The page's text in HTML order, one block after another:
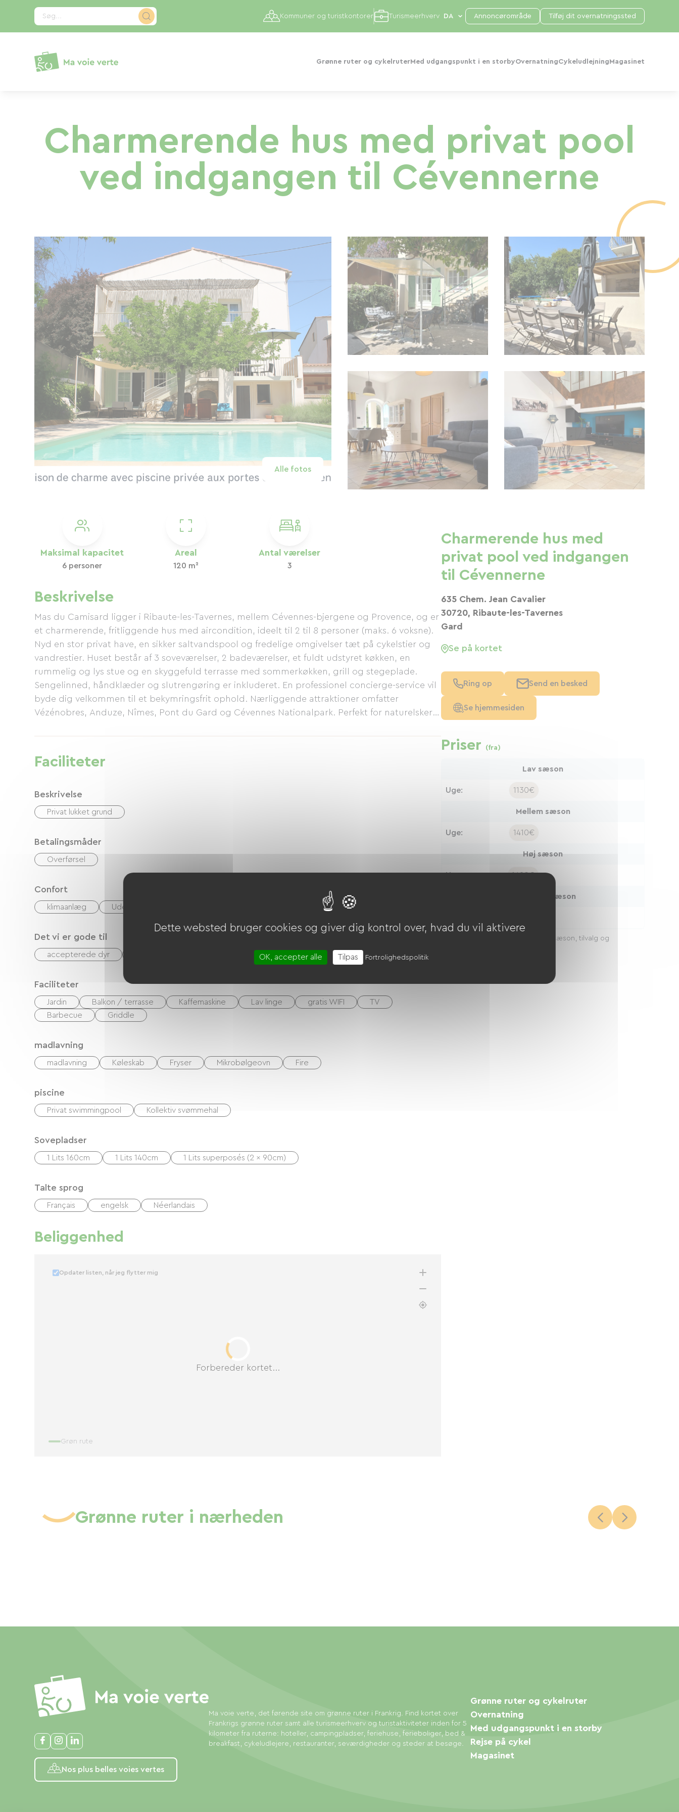
Søg...
Grønne ruter og cykelruterMed udgangspunkt i en storbyOvernatningCykeludlejning Magasinet
Kommuner og turistkontorer Turismeerhverv Annoncørområde Tilføj dit overnatningssted
Charmerende hus med privat pool
ved indgangen til Cévennerne
Alle fotos
Maksimal kapacitet
6 personer
Areal
120 m²
Antal værelser
3
Beskrivelse
Mas du Camisard ligger i Ribaute-les-Tavernes, mellem Cévennes-bjergene og Provence, og er
et charmerende, fritliggende hus med aircondition, ideelt til 2 til 8 personer (maks. 6 voksne).
Nyd en stor privat have, en sikker saltvandspool og fredelige omgivelser tæt på cykelstier og
vandrestier. Huset består af 3 soveværelser, 2 badeværelser, et fuldt udstyret køkken, en
rummelig og lys stue og en skyggefuld terrasse med sommerkøkken, grill og stegeplade.
Sengelinned, håndklæder og slutrengøring er inkluderet. En professionel concierge-service vil
byde dig velkommen til et bekymringsfrit ophold. Nærliggende attraktioner omfatter
Vézénobres, Anduze, Nîmes, Pont du Gard og Cévennes Nationalpark. Perfekt for naturelskere,
Faciliteter
Beskrivelse
Privat lukket grund
Betalingsmåder
Overførsel
Confort
klimaanlæg Udendørs spiseplads
Det vi er gode til
accepterede dyr
Faciliteter
Jardin Balkon / terrasse Kaffemaskine Lav linge gratis WIFI
TV
Barbecue
Griddle
madlavning
madlavning Køleskab Fryser Mikrobølgeovn Fire
piscine
Privat swimmingpool Kollektiv svømmehal
Sovepladser
1 Lits 160cm 1 Lits 140cm 1 Lits superposés (2 x 90cm)
Talte sprog
Français engelsk Néerlandais
Beliggenhed
Forbereder kortet...
Opdater listen, når jeg flytter mig
Grøn rute
Charmerende hus med
privat pool ved indgangen
til Cévennerne
635 Chem. Jean Cavalier
30720, Ribaute-les-Tavernes
Gard
Se på kortet
Ring op Send en besked
Se hjemmesiden
Priser (fra)
Lav sæson
Uge: 1130€
Mellem sæson
Uge: 1410€
Høj sæson
Uge: 1690€
Meget høj sæson
Priserne kan variere afhængigt af sæson, tilvalg og
Grønne ruter i nærheden
Nos plus belles voies vertes
Ma voie verte, det førende site om grønne ruter i Frankrig. Find kortet over
Frankrigs grønne ruter samt alle turismeerhverv og turistaktiviteter inden for 5
kilometer fra ruterne: hoteller, campingpladser, feriehuse, ferieboliger, bed &
breakfast, cykeludlejere, restauranter, seværdigheder og steder at besøge.
Grønne ruter og cykelruter
Overnatning
Med udgangspunkt i en storby
Rejse på cykel
Magasinet
CCookie-styringspanel
Dette websted bruger cookies og giver dig kontrol over, hvad du vil aktivere
OK, accepter alle Tilpas Fortrolighedspolitik